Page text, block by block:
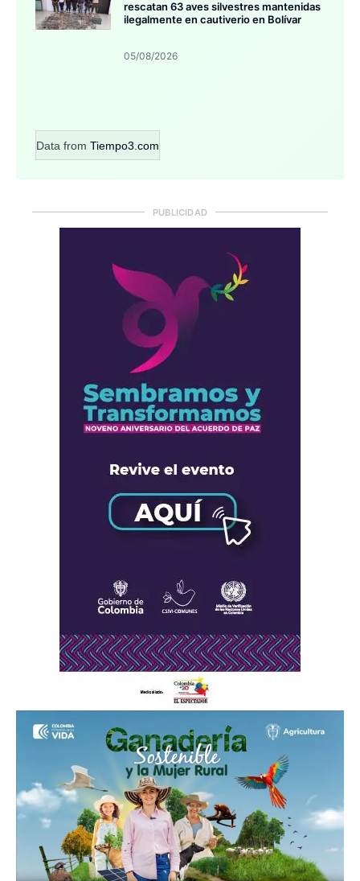
rescatan 63 aves silvestres mantenidas
ilegalmente en cautiverio en Bolívar
05/08/2026
Data from Tiempo3.com
PUBLICIDAD